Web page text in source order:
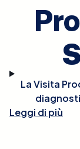
La Visita
affliggono il
Leggi di più